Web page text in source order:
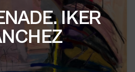
IKER